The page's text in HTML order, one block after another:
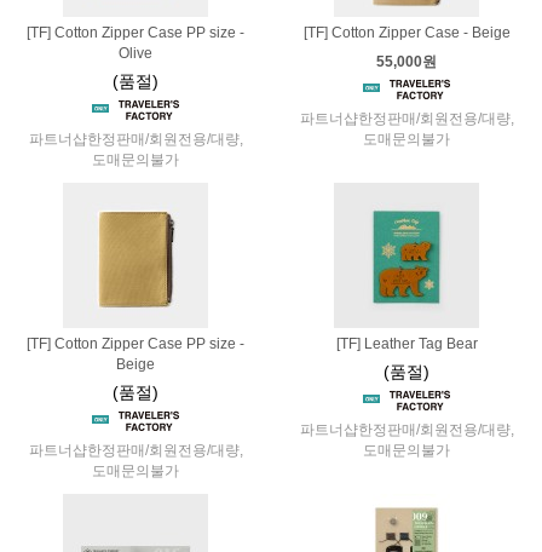
[TF] Cotton Zipper Case PP size -
Olive
(품절)
파트너샵한정판매/회원전용/대량,
도매문의불가
[TF] Cotton Zipper Case - Beige
55,000원
파트너샵한정판매/회원전용/대량,
도매문의불가
[TF] Cotton Zipper Case PP size -
Beige
(품절)
파트너샵한정판매/회원전용/대량,
도매문의불가
[TF] Leather Tag Bear
(품절)
파트너샵한정판매/회원전용/대량,
도매문의불가